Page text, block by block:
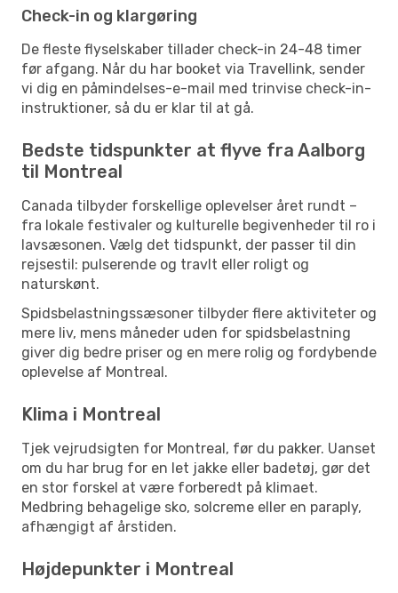
Check-in og klargøring
De fleste flyselskaber tillader check-in 24-48 timer
før afgang. Når du har booket via Travellink, sender
vi dig en påmindelses-e-mail med trinvise check-in-
instruktioner, så du er klar til at gå.
Bedste tidspunkter at flyve fra Aalborg
til Montreal
Canada tilbyder forskellige oplevelser året rundt –
fra lokale festivaler og kulturelle begivenheder til ro i
lavsæsonen. Vælg det tidspunkt, der passer til din
rejsestil: pulserende og travlt eller roligt og
naturskønt.
Spidsbelastningssæsoner tilbyder flere aktiviteter og
mere liv, mens måneder uden for spidsbelastning
giver dig bedre priser og en mere rolig og fordybende
oplevelse af Montreal.
Klima i Montreal
Tjek vejrudsigten for Montreal, før du pakker. Uanset
om du har brug for en let jakke eller badetøj, gør det
en stor forskel at være forberedt på klimaet.
Medbring behagelige sko, solcreme eller en paraply,
afhængigt af årstiden.
Højdepunkter i Montreal